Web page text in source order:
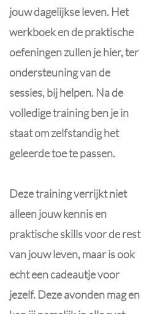
jouw dagelijkse leven. Het
werkboek en de praktische
oefeningen zullen je hier, ter
ondersteuning van de
sessies, bij helpen. Na de
volledige training ben je in
staat om zelfstandig het
geleerde toe te passen.
Deze training verrijkt niet
alleen jouw kennis en
praktische skills voor de rest
van jouw leven, maar is ook
echt een cadeautje voor
jezelf. Deze avonden mag en